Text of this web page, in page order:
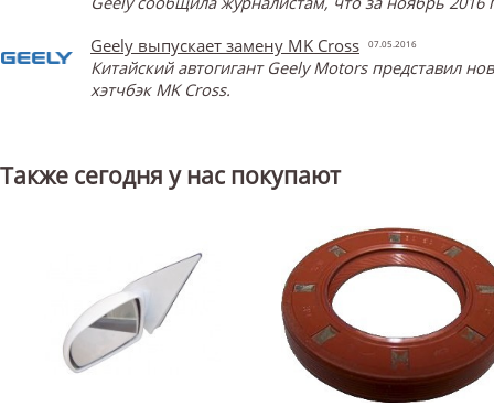
Geely выпускает замену MK Cross
07.05.2016
Китайский автогигант Geely Motors представил
хэтчбэк MK Cross.
Также сегодня у нас покупают